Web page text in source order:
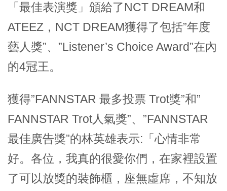
「最佳表演獎」頒給了NCT DREAM和
ATEEZ，NCT DREAM獲得了包括”年度
藝人獎”、”Listener’s Choice Award”在內
的4冠王。
獲得”FANNSTAR 最多投票 Trot獎”和”
FANNSTAR Trot人氣獎”、”FANNSTAR
最佳廣告獎”的林英雄表示:「心情非常
好。各位，我真的很愛你們，在家裡設置
了可以放獎的裝飾櫃，座無虛席，不知放